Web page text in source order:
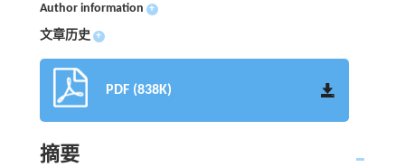
Author information +
文章历史 +
PDF (838K)
摘要